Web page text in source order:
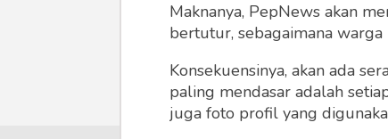
Maknanya, PepNews akan
bertutur, sebagaimana
Konsekuensinya, akan ada
paling mendasar adalah
juga foto profil yang